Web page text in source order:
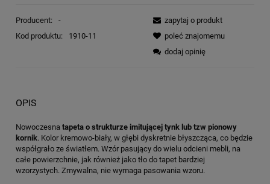
Producent:
-
Kod produktu:
1910-11
zapytaj o produkt
poleć znajomemu
dodaj opinię
OPIS
Nowoczesna tapeta o strukturze imitującej tynk lub tzw pionowy
kornik. Kolor kremowo-biały, w głębi dyskretnie błyszcząca, co będzie
współgrało ze światłem. Wzór pasujący do wielu odcieni mebli, na
całe powierzchnie, jak również jako tło do tapet bardziej
wzorzystych. Zmywalna, nie wymaga pasowania wzoru.